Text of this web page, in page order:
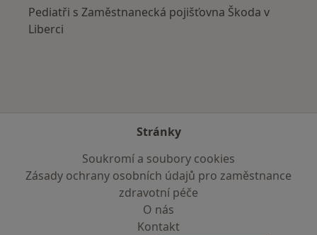
Pediatři s Zaměstnanecká pojišťovna Škoda v
Liberci
Stránky
Soukromí a soubory cookies
Zásady ochrany osobních údajů pro zaměstnance
zdravotní péče
O nás
Kontakt